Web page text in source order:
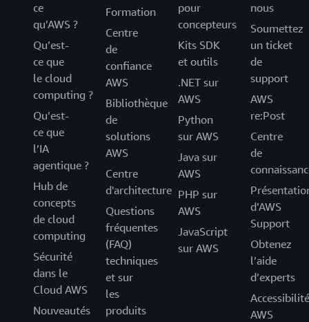
ce
qu’AWS ?
Qu’est-
ce que
le cloud
computing ?
Qu’est-
ce que
l’IA
agentique ?
Hub de
concepts
de cloud
computing
Sécurité
dans le
Cloud AWS
Nouveautés
Formation
Centre
de
confiance
AWS
Bibliothèque
de
solutions
AWS
Centre
d'architecture
Questions
fréquentes
(FAQ)
techniques
et sur
les
produits
pour
concepteurs
Kits SDK
et outils
.NET sur
AWS
Python
sur AWS
Java sur
AWS
PHP sur
AWS
JavaScript
sur AWS
nous
Soumettez
un ticket
de
support
AWS
re:Post
Centre
de
d’AWS
Support
Obtenez
l’aide
d’experts
Accessibilité
AWS